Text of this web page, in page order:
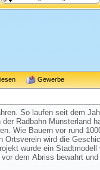
Gewerbe
So laufen seit dem
Radbahn Münsterland
Wie Bauern vor rund
Ortsverein wird die
wurde ein Stadtmodell
dem Abriss bewahrt und